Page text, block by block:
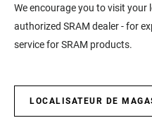
We encourage you to visit your
authorized SRAM dealer - for
service for SRAM products.
LOCALISATEUR DE